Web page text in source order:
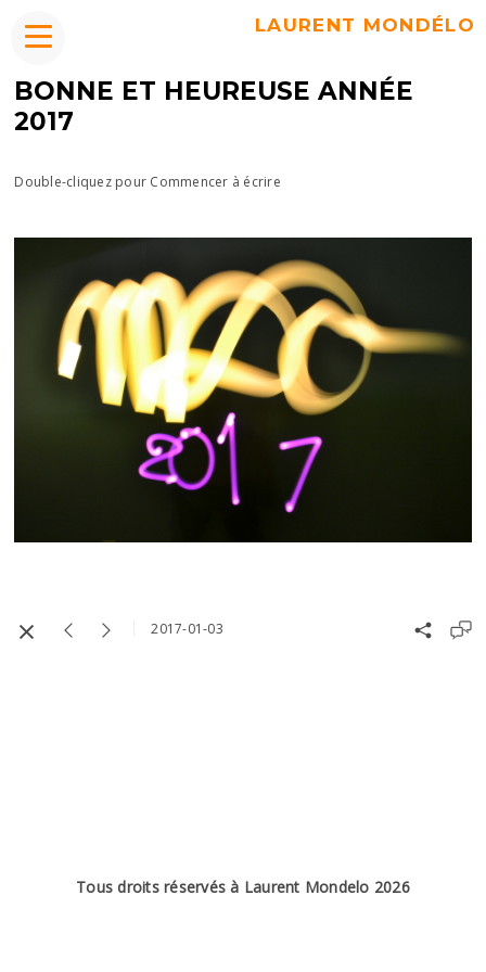
LAURENT MONDÉLO
BONNE ET HEUREUSE ANNÉE
2017
Double-cliquez pour Commencer à écrire
2017-01-03
Tous droits réservés à Laurent Mondelo 2026